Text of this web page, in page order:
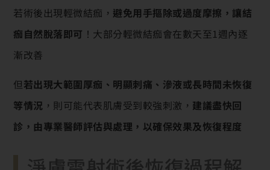
若術後出現輕微結痂， 避免用手摳除或過度摩擦，讓結
痂自然脫落即可 ！大部分輕微結痂會在數天至1週內逐
漸改善
但若出現大範圍厚痂、明顯刺痛、滲液或長時間未恢復
等情況 ，則可能代表肌膚受到較強刺激， 建議盡快回
診，由專業醫師評估與處理，以確保效果及恢復程度